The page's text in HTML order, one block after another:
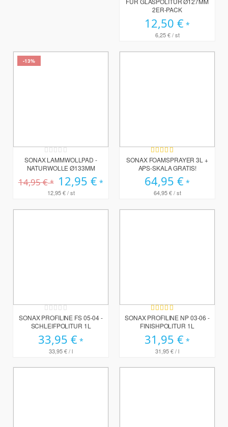
2ER-PACK
12,50 €
6,25 €/ st
-13%
Rating:
0%
SONAX LAMMWOLLPAD -
NATURWOLLE Ø133MM
14,95 € Sonderpreis
12,95 €
12,95 €/ st
Bewertung:
100%
SONAX FOAMSPRAYER 3L +
APS-SKALA GRATIS!
64,95 €
64,95 €/ st
Rating:
0%
SONAX PROFILINE FS 05-04 -
SCHLEIFPOLITUR 1L
33,95 €
33,95 €/ l
Bewertung:
100%
SONAX PROFILINE NP 03-06 -
FINISHPOLITUR 1L
31,95 €
31,95 €/ l